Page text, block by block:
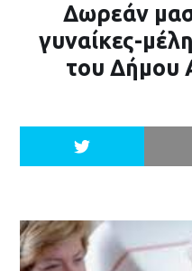
Δωρεάν
γυναίκες-
του Δήμου